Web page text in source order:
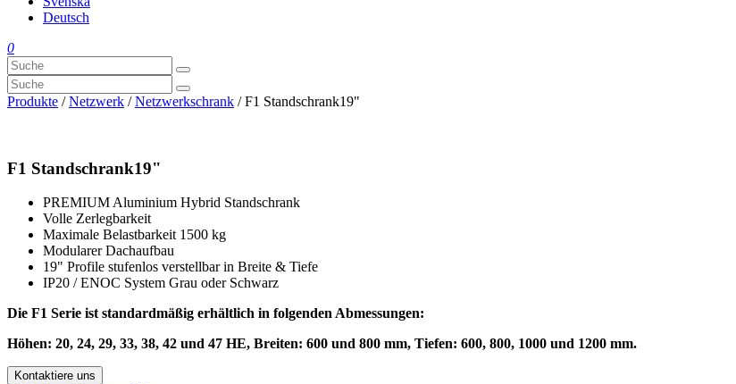
Deutsch
0
Produkte /Netzwerk /Netzwerkschrank / F1 Standschrank19"
F1 Standschrank19"
PREMIUM Aluminium Hybrid Standschrank
Volle Zerlegbarkeit
Maximale Belastbarkeit 1500 kg
Modularer Dachaufbau
19" Profile stufenlos verstellbar in Breite & Tiefe
IP20 / ENOC System Grau oder Schwarz
Die F1 Serie ist standardmäßig erhältlich in folgenden Abmessungen:
Höhen: 20, 24, 29, 33, 38, 42 und 47 HE, Breiten: 600 und 800 mm, Tiefen: 600, 800, 1000 und 1200 mm.
Kontaktiere uns